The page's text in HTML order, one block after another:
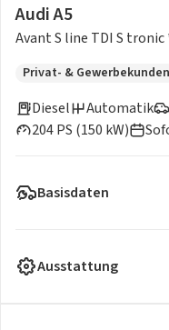
Audi A5
Avant S line TDI S tronic
Privat- & Gewerbekunden
Diesel
204 PS (150 kW)
Automatik
Basisdaten
Ausstattung